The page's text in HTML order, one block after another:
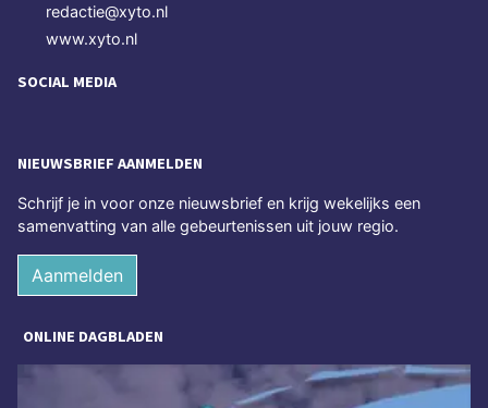
redactie@xyto.nl
www.xyto.nl
SOCIAL MEDIA
NIEUWSBRIEF AANMELDEN
Schrijf je in voor onze nieuwsbrief en krijg wekelijks een
samenvatting van alle gebeurtenissen uit jouw regio.
Aanmelden
ONLINE DAGBLADEN